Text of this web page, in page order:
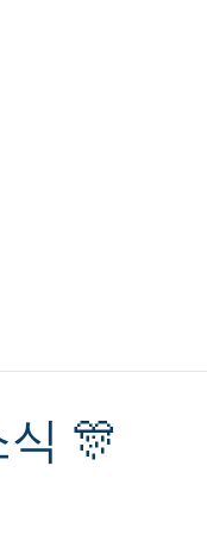
🎊